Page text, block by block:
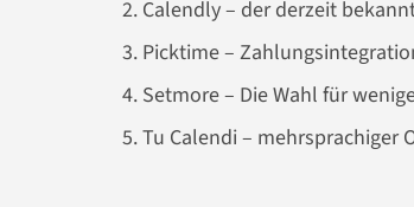
Calendly – der derzeit
Picktime –
Setmore – Die Wahl für
Tu Calendi – mehrsprachiger